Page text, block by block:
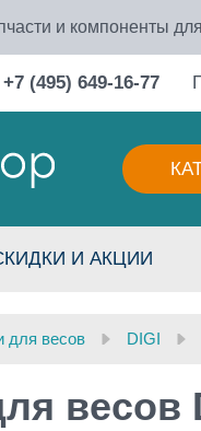
и компоненты
+7 (495) 649-16-77
И АКЦИИ
для весов DIGI
весов